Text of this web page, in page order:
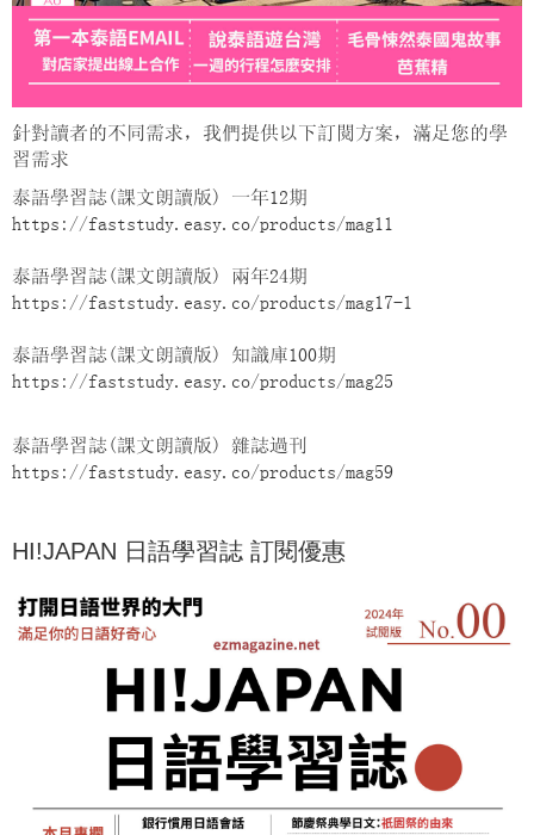
針對讀者的不同需求，我們提供以下訂閱方案，滿足您的學
習需求
泰語學習誌(課文朗讀版) 一年12期
https://faststudy.easy.co/products/mag11
泰語學習誌(課文朗讀版) 兩年24期
https://faststudy.easy.co/products/mag17-1
泰語學習誌(課文朗讀版) 知識庫100期
https://faststudy.easy.co/products/mag25
泰語學習誌(課文朗讀版) 雜誌過刊
https://faststudy.easy.co/products/mag59
HI!JAPAN 日語學習誌 訂閱優惠